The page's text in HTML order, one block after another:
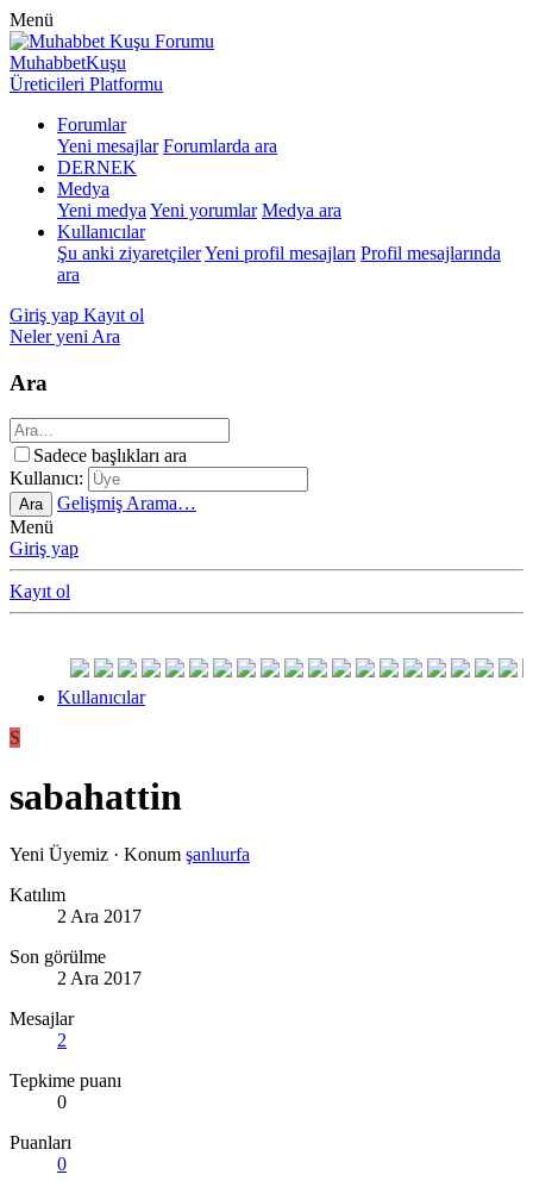
Menü
MuhabbetKuşu
Üreticileri Platformu
Forumlar
Yeni mesajlar Forumlarda ara
DERNEK
Medya
Yeni medya Yeni yorumlar Medya ara
Kullanıcılar
Şu anki ziyaretçilerYeni profil mesajları Profil mesajlarında
ara
Giriş yap Kayıt ol
Neler yeni Ara
Ara
Sadece başlıkları ara
Kullanıcı:
Ara
Gelişmiş Arama…
Menü
Giriş yap
Kayıt ol
Kullanıcılar
S
sabahattin
Yeni Üyemiz · Konum şanlıurfa
Katılım
2 Ara 2017
Son görülme
2 Ara 2017
Mesajlar
2
Tepkime puanı
0
Puanları
0